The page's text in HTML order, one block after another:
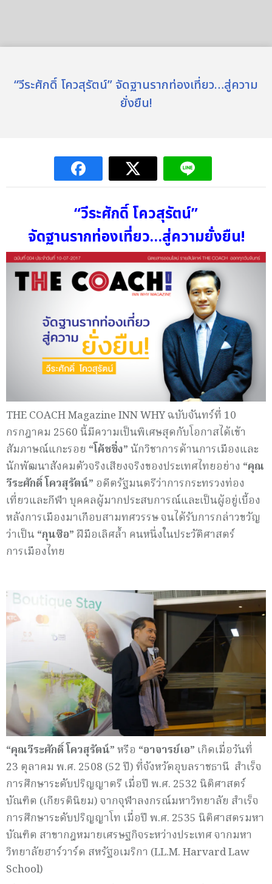
“วีระศักดิ์ โควสุรัตน์” จัดฐานรากท่องเที่ยว…สู่ความ
ยั่งยืน!
“วีระศักดิ์ โควสุรัตน์”
จัดฐานรากท่องเที่ยว…สู่ความยั่งยืน!
THE COACH Magazine INN WHY ฉบับจันทร์ที่ 10
กรกฎาคม 2560 นี้มีความเป็นพิเศษสุดกับโอกาสได้เข้า
สัมภาษณ์แกะรอย “โค้ชชิ่ง”นักวิชาการด้านการเมืองและ
นักพัฒนาสังคมตัวจริงเสียงจริงของประเทศไทยอย่าง “คุณ
วีระศักดิ์ โควสุรัตน์” อดีตรัฐมนตรีว่าการกระทรวงท่อง
เที่ยวและกีฬา บุคคลผู้มากประสบการณ์และเป็นผู้อยู่เบื้อง
หลังการเมืองมาเกือบสามทศวรรษ จนได้รับการกล่าวขวัญ
ว่าเป็น “กุนซือ”ฝีมือเลิศล้ำ คนหนึ่งในประวัติศาสตร์
การเมืองไทย
“คุณวีระศักดิ์ โควสุรัตน์”หรือ “อาจารย์เอ” เกิดเมื่อวันที่
23 ตุลาคม พ.ศ. 2508 (52 ปี) ที่จังหวัดอุบลราชธานี สำเร็จ
การศึกษาระดับปริญญาตรี เมื่อปี พ.ศ. 2532 นิติศาสตร์
บัณฑิต (เกียรตินิยม) จากจุฬาลงกรณ์มหาวิทยาลัย สำเร็จ
การศึกษาระดับปริญญาโท เมื่อปี พ.ศ. 2535 นิติศาสตรมหา
บัณฑิต สาขากฎหมายเศรษฐกิจระหว่างประเทศ จากมหา
วิทยาลัยฮาร์วาร์ด สหรัฐอเมริกา (LL.M. Harvard Law
School)